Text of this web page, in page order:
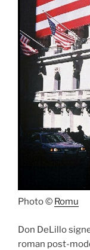
Photo © Romu
Don DeLillo
roman post-